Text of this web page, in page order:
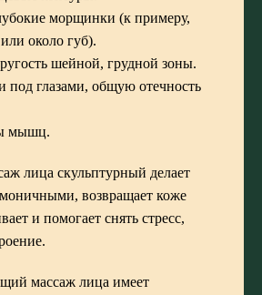
морщинки (к примеру,
около губ).
шейной, грудной зоны.
под глазами, общую отечность
мышц.
лица скульптурный делает
возвращает коже
и помогает снять стресс,
массаж лица имеет